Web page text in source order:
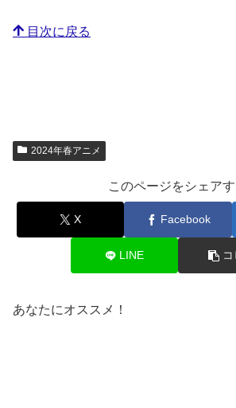
目次に戻る
2024年春アニメ
このページをシェア
X Facebook
LINE
あなたにオススメ！